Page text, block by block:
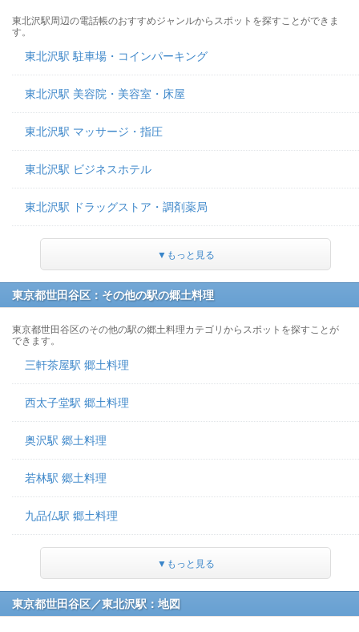
東北沢駅周辺の電話帳のおすすめジャンルからスポットを探すことができま
す。
東北沢駅 駐車場・コインパーキング
東北沢駅 美容院・美容室・床屋
東北沢駅 マッサージ・指圧
東北沢駅 ビジネスホテル
東北沢駅 ドラッグストア・調剤薬局
▼もっと見る
東京都世田谷区：その他の駅の郷土料理
東京都世田谷区のその他の駅の郷土料理カテゴリからスポットを探すことが
できます。
三軒茶屋駅 郷土料理
西太子堂駅 郷土料理
奥沢駅 郷土料理
若林駅 郷土料理
九品仏駅 郷土料理
▼もっと見る
東京都世田谷区／東北沢駅：地図